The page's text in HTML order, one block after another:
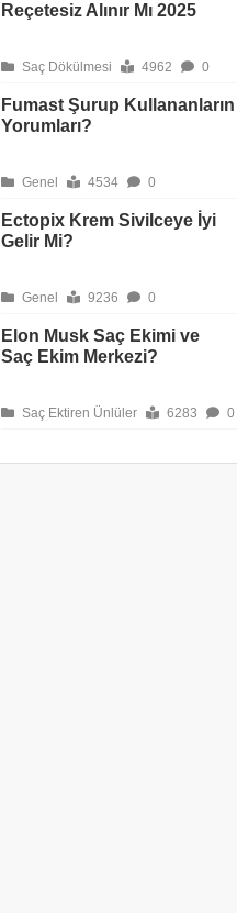
Reçetesiz Alınır Mı 2025
Saç Dökülmesi 4962 0
Fumast Şurup Kullananların
Yorumları?
Genel 4534 0
Ectopix Krem Sivilceye İyi
Gelir Mi?
Genel 9236 0
Elon Musk Saç Ekimi ve
Saç Ekim Merkezi?
Saç Ektiren Ünlüler 6283 0